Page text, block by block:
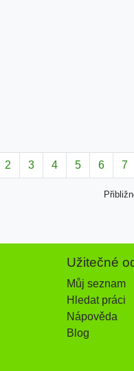
2 3 4 5 6 7
Užitečné
Můj seznam
Hledat práci
Nápověda
Blog